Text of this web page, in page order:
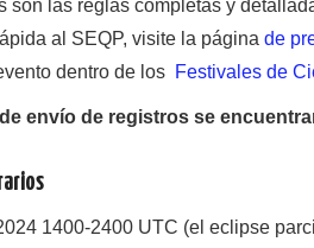
son las reglas completas y
al SEQP, visite la página de
dentro de los Festivales de
envío de registros se
1400-2400 UTC (el eclipse